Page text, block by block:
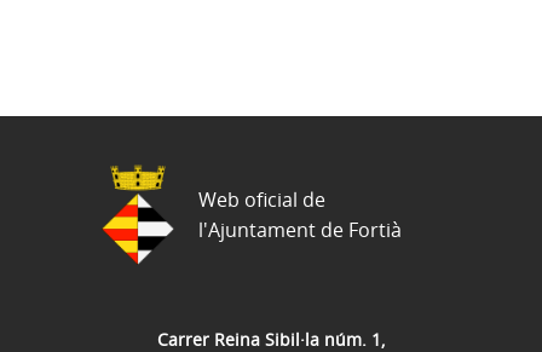
Carrer Reina Sibil·la núm. 1,
Web oficial de
l'Ajuntament de Fortià